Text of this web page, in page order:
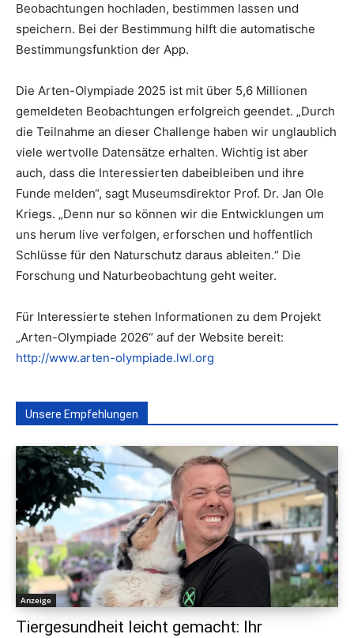
Beobachtungen hochladen, bestimmen lassen und
speichern. Bei der Bestimmung hilft die automatische
Bestimmungsfunktion der App.
Die Arten-Olympiade 2025 ist mit über 5,6 Millionen
gemeldeten Beobachtungen erfolgreich geendet. „Durch
die Teilnahme an dieser Challenge haben wir unglaublich
viele wertvolle Datensätze erhalten. Wichtig ist aber
auch, dass die Interessierten dabeibleiben und ihre
Funde melden“, sagt Museumsdirektor Prof. Dr. Jan Ole
Kriegs. „Denn nur so können wir die Entwicklungen um
uns herum live verfolgen, erforschen und hoffentlich
Schlüsse für den Naturschutz daraus ableiten.“ Die
Forschung und Naturbeobachtung geht weiter.
Für Interessierte stehen Informationen zu dem Projekt
„Arten-Olympiade 2026“ auf der Website bereit:
http://www.arten-olympiade.lwl.org
Unsere Empfehlungen
Anzeige
Tiergesundheit leicht gemacht: Ihr